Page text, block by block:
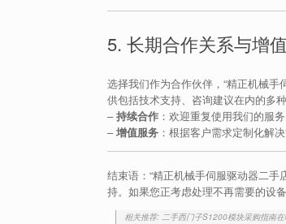
5. 长期合作关系与增
选择我们作为合作伙伴，“精正机械
供包括技术支持、咨询建议在内的多
–持续合作 ：欢迎重复使用我们的服务
–增值服务 ：根据客户需求定制化解
结束语：“精正机械手伺服驱动器二
持。如果您正考虑处理不再需要的设
相关推荐: 二手西门子S1200模块采购指南在